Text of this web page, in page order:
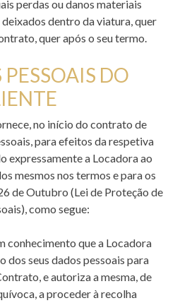
perdas ou danos materiais
dentro da viatura, quer
quer após o seu termo.
DO
no início do contrato de
para efeitos da respetiva
expressamente a Locadora ao
mesmos nos termos e para os
de Outubro (Lei de Proteção de
como segue:
conhecimento que a Locadora
seus dados pessoais para
e autoriza a mesma, de
a proceder à recolha